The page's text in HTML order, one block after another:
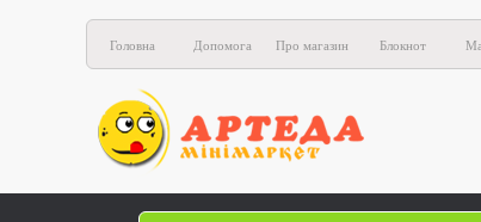
Головна Допомога Про магазин Блокнот